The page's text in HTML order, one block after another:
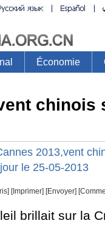
chinois
2013,vent
le 25-05-2013
[Imprimer] [Envoyer]
brillait sur la